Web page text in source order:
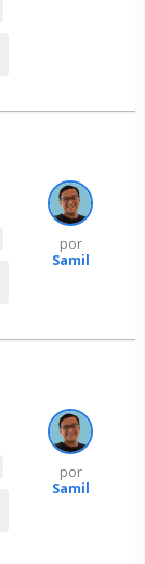
por
Samil
por
Samil